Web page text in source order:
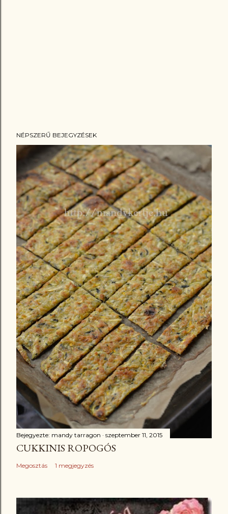
NÉPSZERŰ BEJEGYZÉSEK
Bejegyezte: mandy tarragon szeptember 11, 2015
CUKKINIS ROPOGÓS
Megosztás 1 megjegyzés